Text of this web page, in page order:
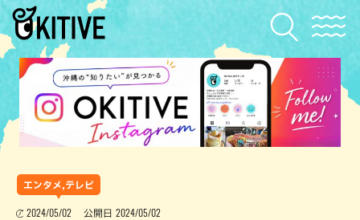
エンタメ,テレビ
2024/05/02 公開日 2024/05/02